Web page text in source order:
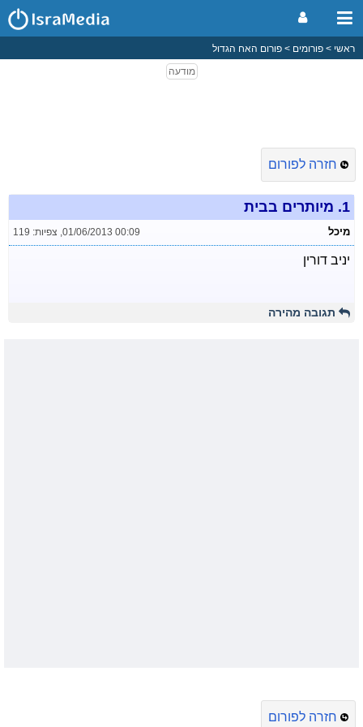
ראשי פורומים פורום האח הגדול
חזרה לפורום
1. מיותרים בבית
מיכל 01/06/2013 00:09
, צפיות: 119
יניב דורין
תגובה מהירה
חזרה לפורום